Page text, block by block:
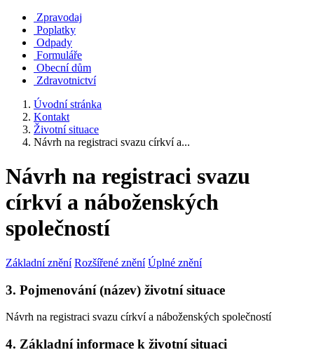
Zpravodaj
Poplatky
Odpady
Formuláře
Obecní dům
Zdravotnictví
Úvodní stránka
Kontakt
Životní situace
Návrh na registraci svazu církví a...
Návrh na registraci svazu
církví a náboženských
společností
Základní znění Rozšířené znění Úplné znění
3. Pojmenování (název) životní situace
Návrh na registraci svazu církví a náboženských společností
4. Základní informace k životní situaci